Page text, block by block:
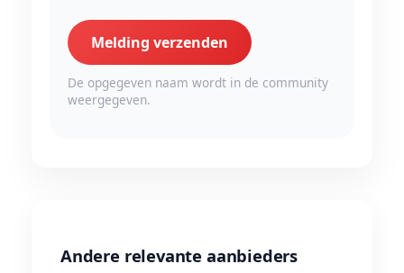
Melding verzenden
De opgegeven naam wordt in de community
weergegeven.
Andere relevante aanbieders